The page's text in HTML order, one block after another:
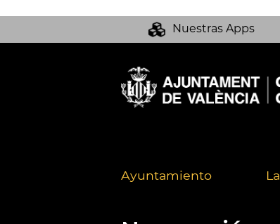
Nuestras Apps
Ayuntamiento